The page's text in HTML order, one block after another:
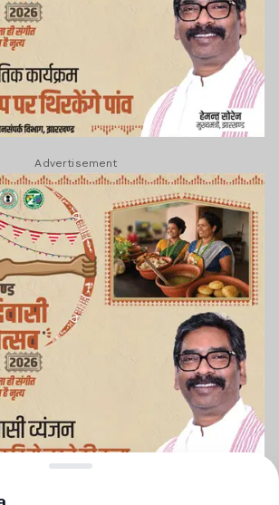
Advertisement